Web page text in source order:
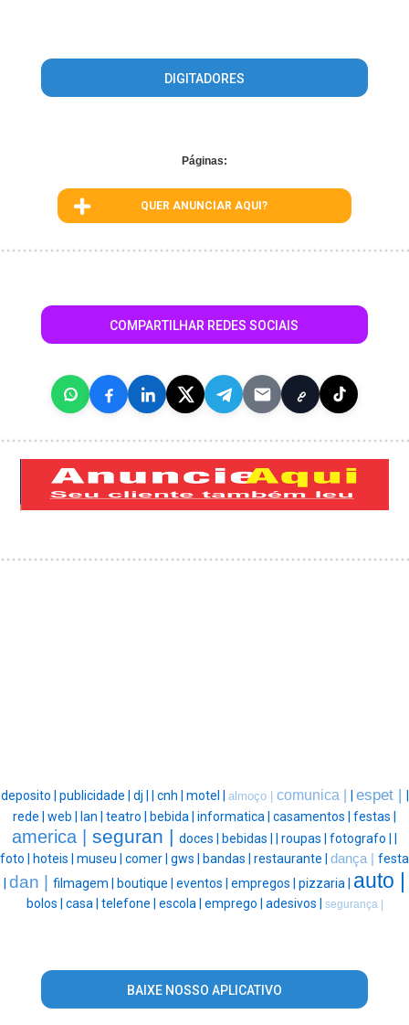
DIGITADORES
Páginas:
QUER ANUNCIAR AQUI?
COMPARTILHAR REDES SOCIAIS
deposito | publicidade | dj | | cnh | motel | almoço | comunica | | espet | |
rede | web | lan | teatro | bebida | informatica | casamentos | festas |
america | seguran | doces | bebidas | | roupas | fotografo | |
foto | hoteis | museu | comer | gws | bandas | restaurante | dança | festa
| dan | filmagem | boutique | eventos | empregos | pizzaria | auto |
bolos | casa | telefone | escola | emprego | adesivos | segurança |
BAIXE NOSSO APLICATIVO